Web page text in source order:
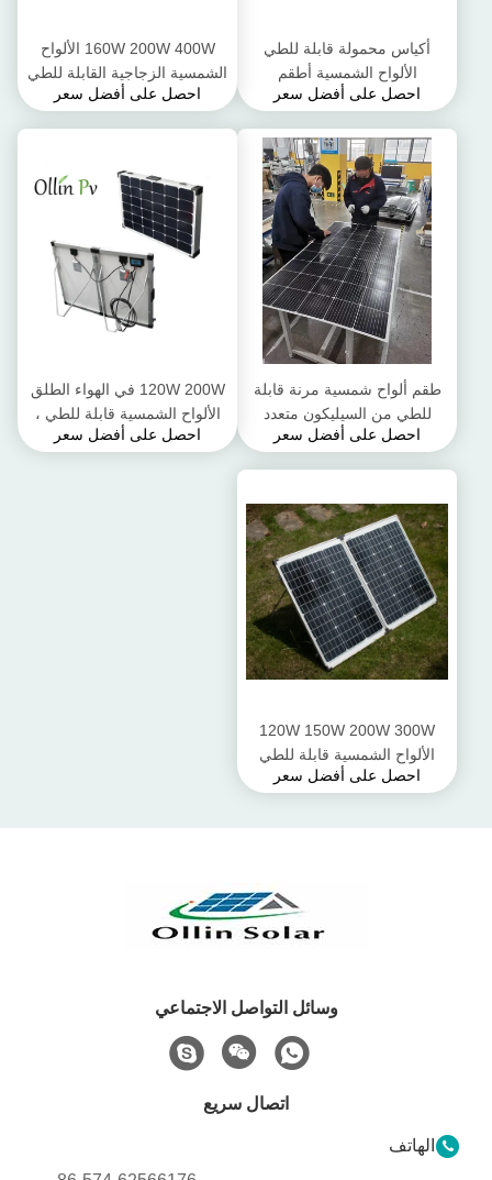
أكياس محمولة قابلة للطي
الألواح الشمسية أطقم
الكريستالات السيليكون 200Wاحصل على أفضل سعر
160W 200W 400W الألواح
الشمسية الزجاجية القابلة للطي
التخييم أطقم
احصل على أفضل سعر
طقم ألواح شمسية مرنة قابلة
للطي من السيليكون متعدد
الكريستالات 100 واط 200 واطاحصل على أفضل سعر
120W 200W في الهواء الطلق
الألواح الشمسية قابلة للطي ،
الألواح الشمسية المحمولة قابلة
احصل على أفضل سعر
120W 150W 200W 300W
الألواح الشمسية قابلة للطي
التخييم أطقم
احصل على أفضل سعر
وسائل التواصل الاجتماعي
اتصال سريع
الهاتف